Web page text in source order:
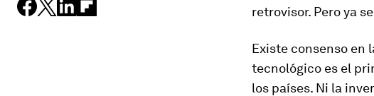
retrovisor. Pero ya
Existe consenso en
tecnológico es el
los países. Ni la